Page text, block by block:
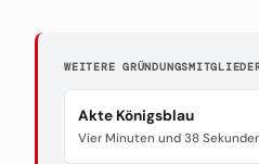
WEITERE
Akte Königsblau
Vier Minuten und 38